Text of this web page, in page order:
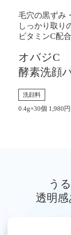
毛穴の黒ずみ
しっかり取り
ビタミンC配
オバジC
酵素洗顔
洗顔料
0.4g×30個 1,980円
う
透明